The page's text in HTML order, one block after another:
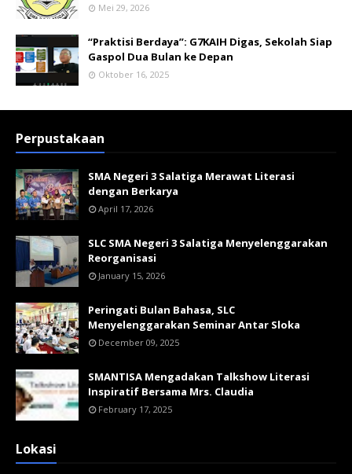
Mei 29, 2026
“Praktisi Berdaya”: G7KAIH Digas, Sekolah Siap
Gaspol Dua Bulan ke Depan
Oktober 16, 2025
Perpustakaan
SMA Negeri 3 Salatiga Merawat Literasi
dengan Berkarya
April 17, 2026
SLC SMA Negeri 3 Salatiga Menyelenggarakan
Reorganisasi
January 15, 2026
Peringati Bulan Bahasa, SLC
Menyelenggarakan Seminar Antar Sloka
December 09, 2025
SMANTISA Mengadakan Talkshow Literasi
Inspiratif Bersama Mrs. Claudia
February 17, 2025
Lokasi